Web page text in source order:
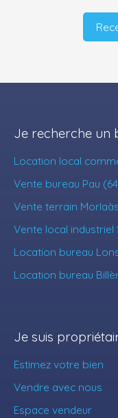
Je recherche un
Location local
Vente bureau Pau
Vente terrain
Vente local industriel
Location bureau
Location bureau
Je suis
Estimez votre bien
Vendre avec nous
Espace vendeur